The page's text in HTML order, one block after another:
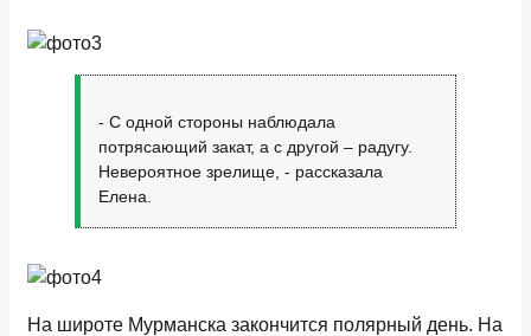
- С одной стороны наблюдала
потрясающий закат, а с другой – радугу.
Невероятное зрелище, - рассказала
Елена.
На широте Мурманска закончится полярный день. На